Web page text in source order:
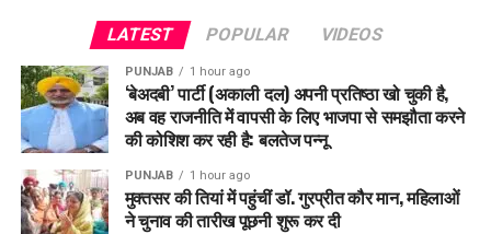
LATEST POPULAR VIDEOS
PUNJAB 1 hour ago
‘बेअदबी’ पार्टी (अकाली दल) अपनी प्रतिष्ठा खो चुकी है,
अब वह राजनीति में वापसी के लिए भाजपा से समझौता करने
की कोशिश कर रही है: बलतेज पन्नू
PUNJAB 1 hour ago
मुक्तसर की तियां में पहुंचीं डॉ. गुरप्रीत कौर मान, महिलाओं
ने चुनाव की तारीख पूछनी शुरू कर दी